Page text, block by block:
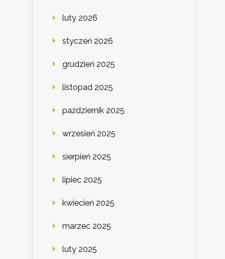
luty 2026
styczeń 2026
grudzień 2025
listopad 2025
październik 2025
wrzesień 2025
sierpień 2025
lipiec 2025
kwiecień 2025
marzec 2025
luty 2025